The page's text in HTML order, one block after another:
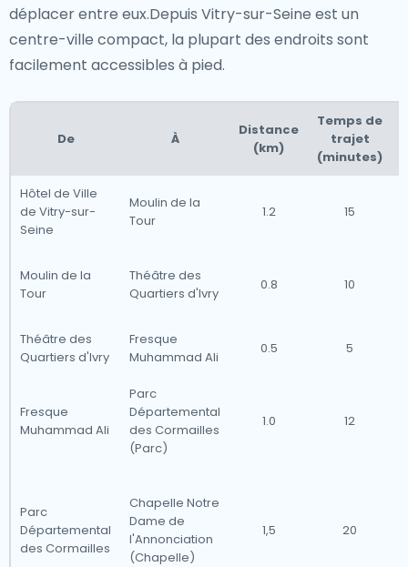
déplacer entre eux.Depuis Vitry-sur-Seine est un
centre-ville compact, la plupart des endroits sont
facilement accessibles à pied.
De À
Distance
(km)
Temps de
trajet
(minutes)
Hôtel de Ville
de Vitry-sur-
Seine
Moulin de la
Tour
1.2 15
Moulin de la
Tour
Théâtre des
Quartiers d'Ivry
0.8 10
Théâtre des
Quartiers d'Ivry
Fresque
Muhammad Ali
0.5 5
Fresque
Muhammad Ali
Parc
Départemental
des Cormailles
(Parc)
1.0 12
Parc
Départemental
des Cormailles
Chapelle Notre
Dame de
l'Annonciation
(Chapelle)
1,5 20